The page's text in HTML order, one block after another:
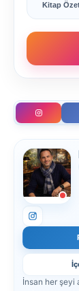
Kitap
İnsan her şeyi